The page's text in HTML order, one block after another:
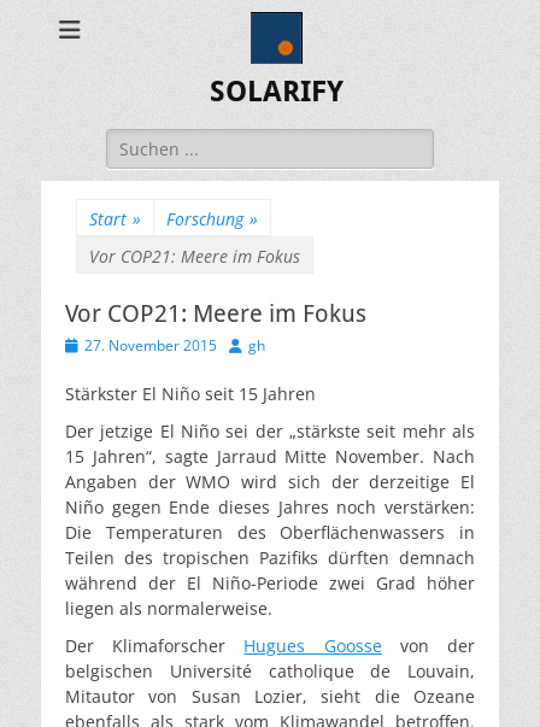
SOLARIFY
Suchen
nach:
Start » Forschung »
Vor COP21: Meere im Fokus
Vor COP21: Meere im Fokus
Veröffentlicht
27. November 2015 Autor
gh
Stärkster El Niño seit 15 Jahren
Der jetzige El Niño sei der „stärkste seit mehr als
15 Jahren“, sagte Jarraud Mitte November. Nach
Angaben der WMO wird sich der derzeitige El
Niño gegen Ende dieses Jahres noch verstärken:
Die Temperaturen des Oberflächenwassers in
Teilen des tropischen Pazifiks dürften demnach
während der El Niño-Periode zwei Grad höher
liegen als normalerweise.
Der Klimaforscher Hugues Goossevon der
belgischen Université catholique de Louvain,
Mitautor von Susan Lozier, sieht die Ozeane
ebenfalls als stark vom Klimawandel betroffen.